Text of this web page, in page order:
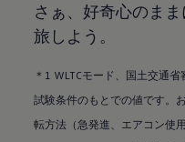
さぁ、好奇心のま
旅しよう。
＊1 WLTCモード、国土交通
試験条件のもとでの値です。
転方法（急発進、エアコン使